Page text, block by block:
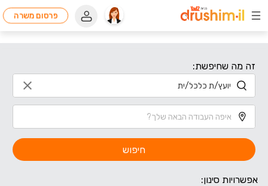
פרסום משרה
זה מה שחיפשת:
חיפוש
אפשרויות סינון: